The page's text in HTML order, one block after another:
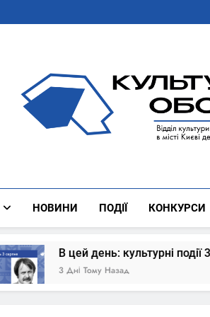
Культура
НОВИНИ ПОДІЇ КОНКУРСИ
3 серпня – що сталось